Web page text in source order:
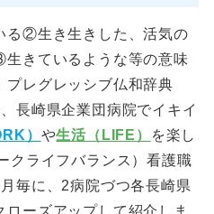
る②生き生きした、活気の
きているような等の意味
プレグレッシブ仏和辞典
長崎県企業団病院でイキイ
） や生活（LIFE）
を楽し
クライフバランス）看護職
毎に、2病院づつ各長崎県